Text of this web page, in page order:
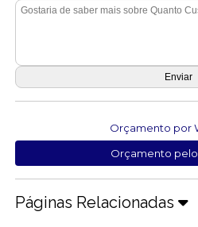
Orçamento por
Orçamento
Páginas Relacionadas